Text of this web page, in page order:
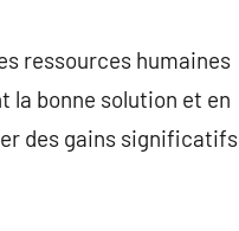
ressources humaines
la bonne solution et en
des gains significatifs